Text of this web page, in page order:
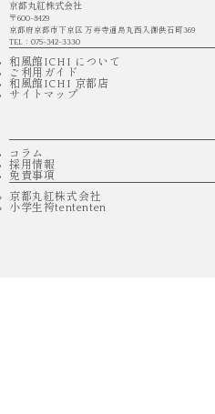
京都丸紅株式会社
〒600-8429
京都府京都市下京区 万寿寺通烏丸西入御供石町369
TEL：075-342-3330
和風館ICHI について
ご利用ガイド
和風館ICHI 京都店
サイトマップ
コラム
採用情報
免責事項
京都丸紅株式会社
小学生袴tententen